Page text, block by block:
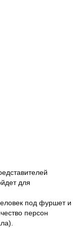
для
под фуршет и
персон